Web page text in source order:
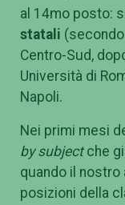
al 14mo posto:
statali
Centro-Sud,
Università di
Napoli.
Nei primi mesi
by subjectche
quando il nostro
posizioni della